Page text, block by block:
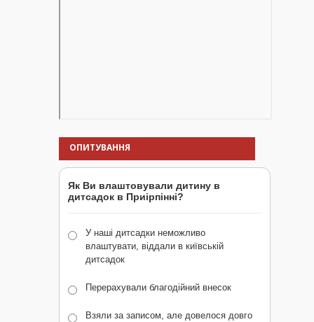
ОПИТУВАННЯ
Як Ви влаштовували дитину в
дитсадок в Приірпінні?
У наші дитсадки неможливо
влаштувати, віддали в київській
дитсадок
Перерахували благодійний внесок
Взяли за записом, але довелося довго